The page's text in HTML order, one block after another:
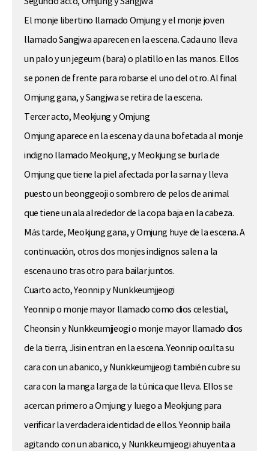
El monje libertino llamado Omjung y el monje joven
llamado Sangjwa aparecen en la escena. Cada uno lleva
un palo y un jegeum (bara) o platillo en las manos. Ellos
se ponen de frente para robarse el uno del otro. Al final
Omjung gana, y Sangjwa se retira de la escena.
Tercer acto, Meokjung y Omjung
Omjung aparece en la escena y da una bofetada al monje
indigno llamado Meokjung, y Meokjung se burla de
Omjung que tiene la piel afectada por la sarna y lleva
puesto un beonggeoji o sombrero de pelos de animal
que tiene un ala alrededor de la copa baja en la cabeza.
Más tarde, Meokjung gana, y Omjung huye de la escena. A
continuación, otros dos monjes indignos salen a la
escena uno tras otro para bailar juntos.
Cuarto acto, Yeonnip y Nunkkeumjjeogi
Yeonnip o monje mayor llamado como dios celestial,
Cheonsin y Nunkkeumjjeogi o monje mayor llamado dios
de la tierra, Jisin entran en la escena. Yeonnip oculta su
cara con un abanico, y Nunkkeumjjeogi también cubre su
cara con la manga larga de la túnica que lleva. Ellos se
acercan primero a Omjung y luego a Meokjung para
verificar la verdadera identidad de ellos. Yeonnip baila
agitando con un abanico, y Nunkkeumjjeogi ahuyenta a